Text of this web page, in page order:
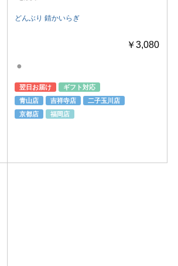
どんぶり 錆かいらぎ
￥3,080
●
翌日お届け
ギフト対応
青山店
吉祥寺店
二子玉川店
京都店
福岡店